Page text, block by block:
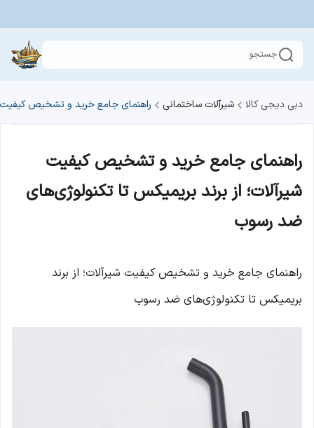
جستجو
دبی دیجی کالا شیرآلات ساختمانی راهنمای جامع خرید و تشخیص کیفیت
راهنمای جامع خرید و تشخیص کیفیت
شیرآلات؛ از برند بریمیکس تا تکنولوژی‌های
ضد رسوب
راهنمای جامع خرید و تشخیص کیفیت شیرآلات؛ از برند
بریمیکس تا تکنولوژی‌های ضد رسوب